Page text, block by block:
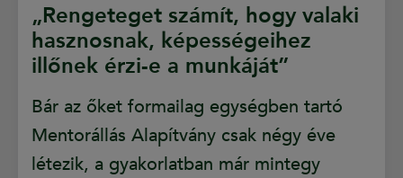
„Rengeteget számít, hogy valaki
hasznosnak, képességeihez
illőnek érzi-e a munkáját”
Bár az őket formailag egységben tartó
Mentorállás Alapítvány csak négy éve
létezik, a gyakorlatban már mintegy